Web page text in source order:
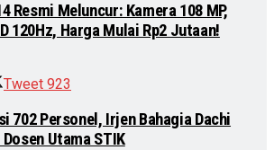
Resmi Meluncur: Kamera 108 MP,
120Hz, Harga Mulai Rp2 Jutaan!
Tweet 923
702 Personel, Irjen Bahagia Dachi
Utama STIK